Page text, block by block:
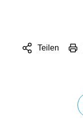
Teilen
Sharing